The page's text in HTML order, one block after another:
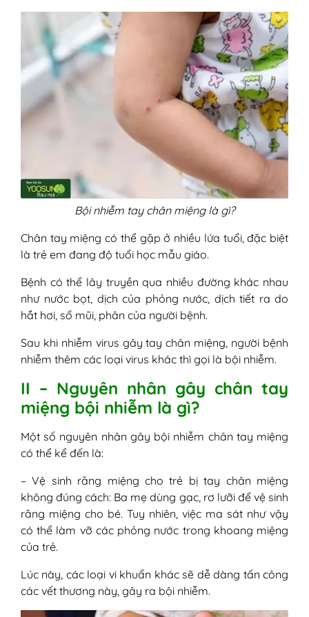
Bội nhiễm tay chân miệng là gì?
Chân tay miệng có thể gặp ở nhiều lứa tuổi, đặc biệt
là trẻ em đang độ tuổi học mẫu giáo.
Bệnh có thể lây truyền qua nhiều đường khác nhau
như nước bọt, dịch của phỏng nước, dịch tiết ra do
hắt hơi, sổ mũi, phân của người bệnh.
Sau khi nhiễm virus gây tay chân miệng, người bệnh
nhiễm thêm các loại virus khác thì gọi là bội nhiễm.
II – Nguyên nhân gây chân tay
miệng bội nhiễm là gì?
Một số nguyên nhân gây bội nhiễm chân tay miệng
có thể kể đến là:
– Vệ sinh răng miệng cho trẻ bị tay chân miệng
không đúng cách: Ba mẹ dùng gạc, rơ lưỡi để vệ sinh
răng miệng cho bé. Tuy nhiên, việc ma sát như vậy
có thể làm vỡ các phỏng nước trong khoang miệng
của trẻ.
Lúc này, các loại vi khuẩn khác sẽ dễ dàng tấn công
các vết thương này, gây ra bội nhiễm.